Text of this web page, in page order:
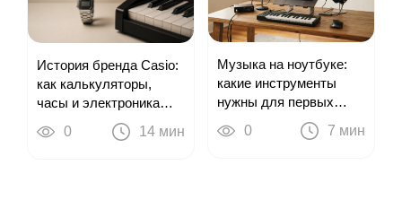
История бренда Casio:
как калькуляторы,
часы и электроника
привели к цифровым
пианино
0 14 мин
Музыка на ноутбуке:
какие инструменты
нужны для первых
0 7 мин